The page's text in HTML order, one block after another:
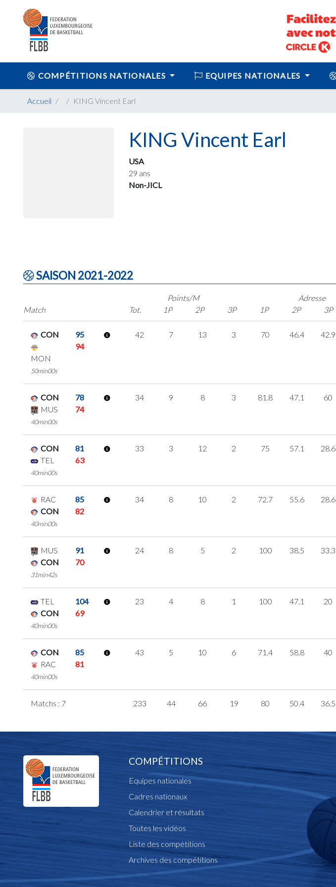
COMPÉTITIONS NATIONALES EQUIPES NATIONALES
Accueil KING Vincent Earl
KING Vincent Earl
USA
29 ans
Non-JICL
SAISON 2021-2022
Match
Points/M
Tot.
1P 2P 3P
Adresse
1P
2P 3P
CON 95
MON
94
50min00s
42 7 13 3 70 46.4 42.9
CON
78
MUS
74
40min00s
34 9 8 3 81.8 47.1 60
CON
81
TEL
63
40min00s
33 3 12 2 75 57.1 28.6
RAC
85
CON
82
40min00s
34 8 10 2 72.7 55.6 28.6
MUS
91
CON
70
31min42s
24 8 5 2 100 38.5 33.3
TEL
104
CON
69
40min00s
23 4 8 1 100 47.1 20
CON
85
RAC
81
40min00s
43 5 10 6 71.4 58.8 40
Matchs : 7 233 44 66 19 80 50.4 36.5
COMPÉTITIONS
Equipes nationales
Cadres nationaux
Calendrier et résultats
Toutes les vidéos
Liste des compétitions
Archives des compétitions